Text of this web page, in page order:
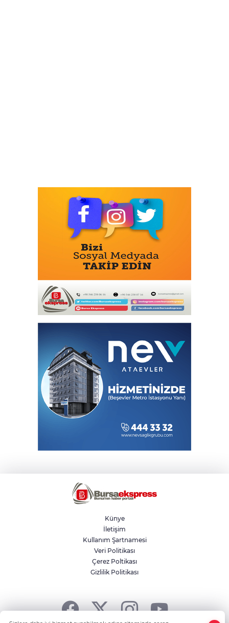
Künye
İletişim
Kullanım Şartnamesi
Veri Politikası
Çerez Poltikası
Gizlilik Politikası